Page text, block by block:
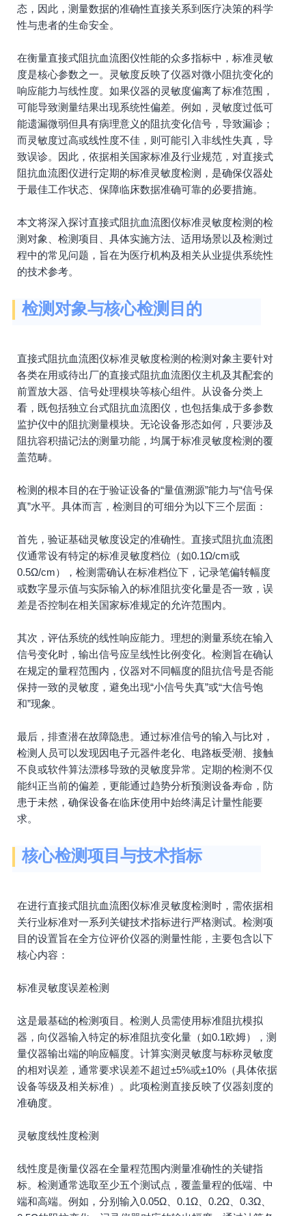
态，因此，测量数据的准确性直接关系到医疗决策的科学
性与患者的生命安全。
在衡量直接式阻抗血流图仪性能的众多指标中，标准灵敏
度是核心参数之一。灵敏度反映了仪器对微小阻抗变化的
响应能力与线性度。如果仪器的灵敏度偏离了标准范围，
可能导致测量结果出现系统性偏差。例如，灵敏度过低可
能遗漏微弱但具有病理意义的阻抗变化信号，导致漏诊；
而灵敏度过高或线性度不佳，则可能引入非线性失真，导
致误诊。因此，依据相关国家标准及行业规范，对直接式
阻抗血流图仪进行定期的标准灵敏度检测，是确保仪器处
于最佳工作状态、保障临床数据准确可靠的必要措施。
本文将深入探讨直接式阻抗血流图仪标准灵敏度检测的检
测对象、检测项目、具体实施方法、适用场景以及检测过
程中的常见问题，旨在为医疗机构及相关从业提供系统性
的技术参考。
检测对象与核心检测目的
直接式阻抗血流图仪标准灵敏度检测的检测对象主要针对
各类在用或待出厂的直接式阻抗血流图仪主机及其配套的
前置放大器、信号处理模块等核心组件。从设备分类上
看，既包括独立台式阻抗血流图仪，也包括集成于多参数
监护仪中的阻抗测量模块。无论设备形态如何，只要涉及
阻抗容积描记法的测量功能，均属于标准灵敏度检测的覆
盖范畴。
检测的根本目的在于验证设备的“量值溯源”能力与“信号保
真”水平。具体而言，检测目的可细分为以下三个层面：
首先，验证基础灵敏度设定的准确性。直接式阻抗血流图
仪通常设有特定的标准灵敏度档位（如0.1Ω/cm或
0.5Ω/cm），检测需确认在标准档位下，记录笔偏转幅度
或数字显示值与实际输入的标准阻抗变化量是否一致，误
差是否控制在相关国家标准规定的允许范围内。
其次，评估系统的线性响应能力。理想的测量系统在输入
信号变化时，输出信号应呈线性比例变化。检测旨在确认
在规定的量程范围内，仪器对不同幅度的阻抗信号是否能
保持一致的灵敏度，避免出现“小信号失真”或“大信号饱
和”现象。
最后，排查潜在故障隐患。通过标准信号的输入与比对，
检测人员可以发现因电子元器件老化、电路板受潮、接触
不良或软件算法漂移导致的灵敏度异常。定期的检测不仅
能纠正当前的偏差，更能通过趋势分析预测设备寿命，防
患于未然，确保设备在临床使用中始终满足计量性能要
求。
核心检测项目与技术指标
在进行直接式阻抗血流图仪标准灵敏度检测时，需依据相
关行业标准对一系列关键技术指标进行严格测试。检测项
目的设置旨在全方位评价仪器的测量性能，主要包含以下
核心内容：
标准灵敏度误差检测
这是最基础的检测项目。检测人员需使用标准阻抗模拟
器，向仪器输入特定的标准阻抗变化量（如0.1欧姆），测
量仪器输出端的响应幅度。计算实测灵敏度与标称灵敏度
的相对误差，通常要求误差不超过±5%或±10%（具体依据
设备等级及相关标准）。此项检测直接反映了仪器刻度的
准确度。
灵敏度线性度检测
线性度是衡量仪器在全量程范围内测量准确性的关键指
标。检测通常选取至少五个测试点，覆盖量程的低端、中
端和高端。例如，分别输入0.05Ω、0.1Ω、0.2Ω、0.3Ω、